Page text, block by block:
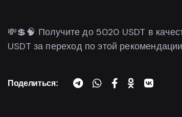
💸💲🧠 Получите до 5020 USDT в
USDT за переход по этой
Поделиться: